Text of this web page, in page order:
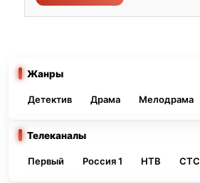
Жанры
Детектив Драма Мелодрама
Телеканалы
Первый Россия 1 НТВ СТС